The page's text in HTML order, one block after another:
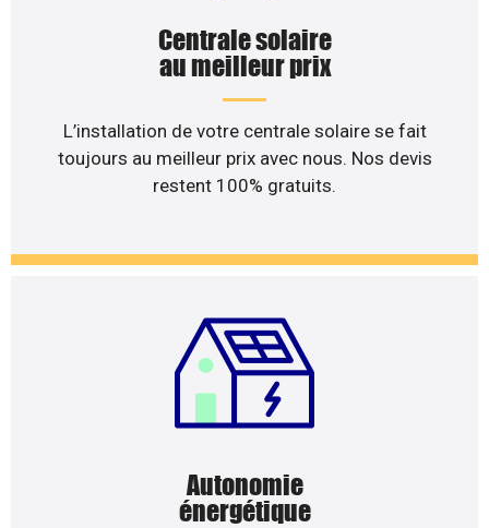
Centrale solaire
au meilleur prix
L’installation de votre centrale solaire se fait
toujours au meilleur prix avec nous. Nos devis
restent 100% gratuits.
Autonomie
énergétique